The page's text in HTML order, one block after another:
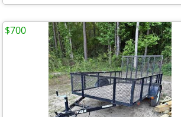
$700